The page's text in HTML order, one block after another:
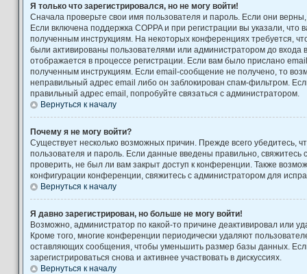
Я только что зарегистрировался, но не могу войти!
Сначала проверьте свои имя пользователя и пароль. Если они
Если включена поддержка COPPA и при регистрации вы указали, что
полученным инструкциям. На некоторых конференциях требуется,
были активированы пользователями или администратором до входа
отображается в процессе регистрации. Если вам было прислано
полученным инструкциям. Если email-сообщение не получено, то
неправильный адрес email либо он заблокирован спам-фильтром.
правильный адрес email, попробуйте связаться с администратором.
Вернуться к началу
Почему я не могу войти?
Существует несколько возможных причин. Прежде всего убедитесь,
пользователя и пароль. Если данные введены правильно, свяжитесь
проверить, не был ли вам закрыт доступ к конференции. Также
конфигурации конференции, свяжитесь с администратором для
Вернуться к началу
Я давно зарегистрирован, но больше не могу войти!
Возможно, администратор по какой-то причине деактивировал или
Кроме того, многие конференции периодически удаляют
оставляющих сообщения, чтобы уменьшить размер базы данных.
зарегистрироваться снова и активнее участвовать в дискуссиях.
Вернуться к началу